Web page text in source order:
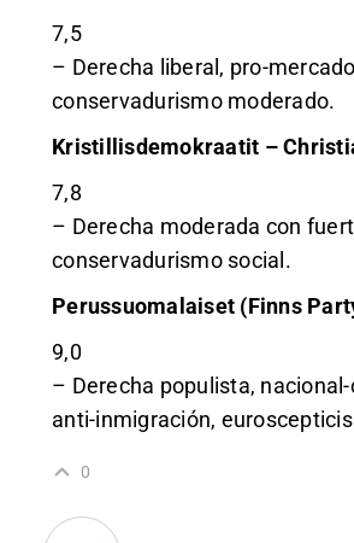
7,5
– Derecha liberal, pro-
conservadurismo moderado.
Kristillisdemokraatit –
7,8
– Derecha moderada con
conservadurismo social.
Perussuomalaiset (Finns
9,0
– Derecha populista,
anti-inmigración,
0